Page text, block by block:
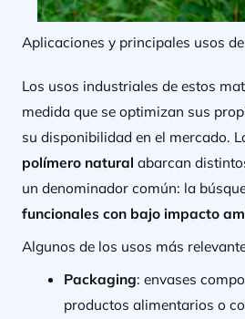
Aplicaciones y principales usos
Los usos industriales de estos
medida que se optimizan sus
su disponibilidad en el mercado.
polímero natural abarcan
un denominador común: la
funcionales con bajo impacto
Algunos de los usos más
Packaging: envases
productos alimentarios o